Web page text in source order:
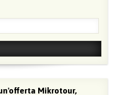
Mikrotour,